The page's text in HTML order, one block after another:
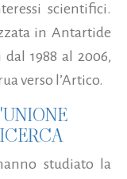
scientifici.
in Antartide
1988 al 2006,
verso l’Artico.
studiato la